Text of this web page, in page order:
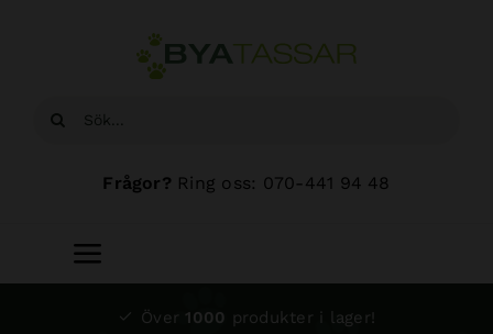
Sök
Frågor? Ring oss: 070-441 94 48
Toggle
Navigation
Över 1000 produkter i lager!